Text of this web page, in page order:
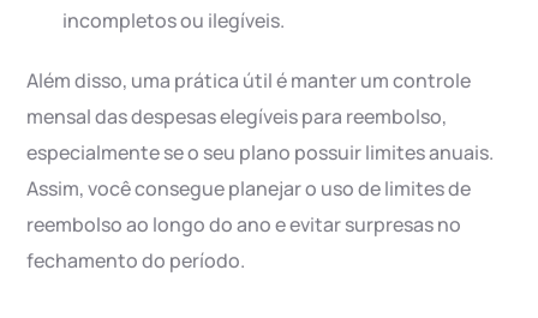
incompletos ou ilegíveis.
Além disso, uma prática útil é manter um controle
mensal das despesas elegíveis para reembolso,
especialmente se o seu plano possuir limites anuais.
Assim, você consegue planejar o uso de limites de
reembolso ao longo do ano e evitar surpresas no
fechamento do período.